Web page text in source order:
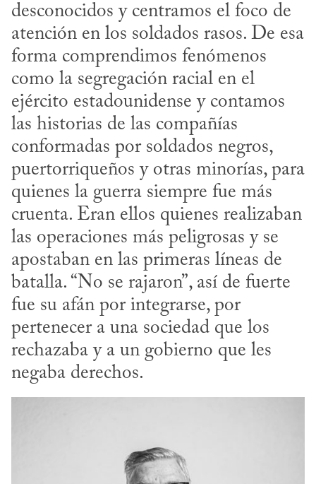
desconocidos y centramos el foco de
atención en los soldados rasos. De esa
forma comprendimos fenómenos
como la segregación racial en el
ejército estadounidense y contamos
las historias de las compañías
conformadas por soldados negros,
puertorriqueños y otras minorías, para
quienes la guerra siempre fue más
cruenta. Eran ellos quienes realizaban
las operaciones más peligrosas y se
apostaban en las primeras líneas de
batalla. “No se rajaron”, así de fuerte
fue su afán por integrarse, por
pertenecer a una sociedad que los
rechazaba y a un gobierno que les
negaba derechos.